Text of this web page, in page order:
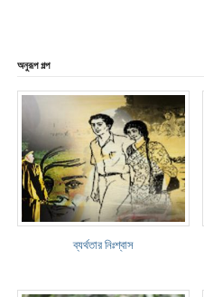
অনুরূপ গল্প
ব্যর্থতার নিঃশ্বাস